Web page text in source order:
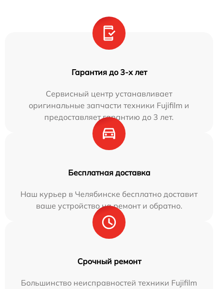
Гарантия до 3-х лет
Сервисный центр устанавливает
оригинальные запчасти техники Fujifilm и
предоставляет гарантию до 3 лет.
Бесплатная доставка
Наш курьер в Челябинске бесплатно доставит
ваше устройство на ремонт и обратно.
Срочный ремонт
Большинство неисправностей техники Fujifilm